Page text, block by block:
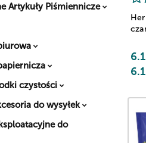
Artykuły Piśmiennicze
czystości
do wysyłek
do